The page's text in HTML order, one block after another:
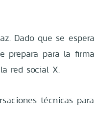
Dado que se espera
prepara para la firma
red social X.
técnicas para